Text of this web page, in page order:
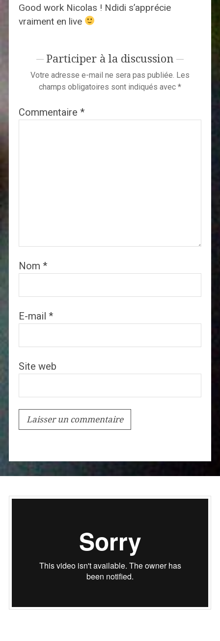
Good work Nicolas ! Ndidi s’apprécie
vraiment en live
Participer à la discussion
Votre adresse e-mail ne sera pas publiée. Les
champs obligatoires sont indiqués avec *
Commentaire *
Nom *
E-mail *
Site web